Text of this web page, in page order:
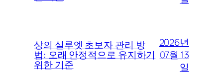
상의 실루엣 초보자 관리 방
법: 오래 안정적으로 유지하기
위한 기준
2026년
07월 13
일